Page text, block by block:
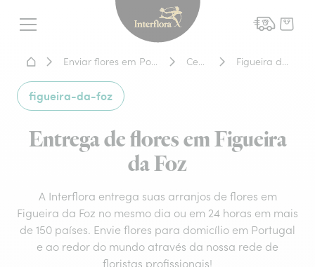
Menu
Interflora - entrega de
Home - Entrega de flores
figueira-da-foz
Entrega de flores em Figueira
da Foz
A Interflora entrega suas arranjos de flores em
Figueira da Foz no mesmo dia ou em 24 horas em mais
de 150 países. Envie flores para domicílio em Portugal
e ao redor do mundo através da nossa rede de
floristas profissionais!